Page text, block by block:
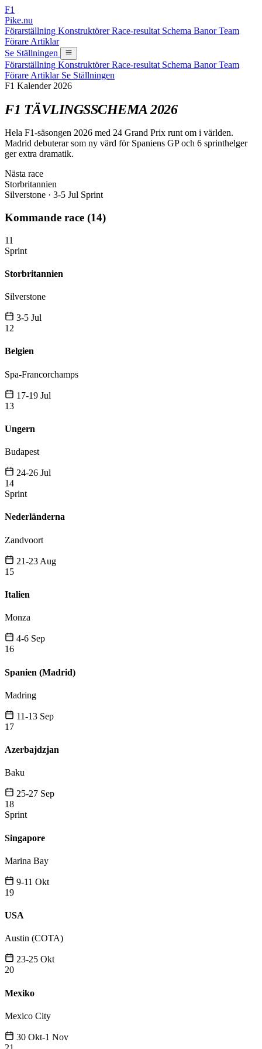
F1
Pike.nu
Förarställning KonstruktörerRace-resultat Schema BanorTeam
Förare Artiklar
Se Ställningen
Förarställning KonstruktörerRace-resultat Schema BanorTeam
Förare Artiklar Se Ställningen
F1 Kalender 2026
F1 TÄVLINGSSCHEMA2026
Hela F1-säsongen 2026 med 24 Grand Prix runt om i världen.
Madrid debuterar som ny värd för Spaniens GP och 6 sprinthelger
ger extra dramatik.
Nästa race
Storbritannien
Silverstone · 3-5 Jul Sprint
Kommande race (14)
11
Sprint
Storbritannien
Silverstone
3-5 Jul
12
Belgien
Spa-Francorchamps
17-19 Jul
13
Ungern
Budapest
24-26 Jul
14
Sprint
Nederländerna
Zandvoort
21-23 Aug
15
Italien
Monza
4-6 Sep
16
Spanien (Madrid)
Madring
11-13 Sep
17
Azerbajdzjan
Baku
25-27 Sep
18
Sprint
Singapore
Marina Bay
9-11 Okt
19
USA
Austin (COTA)
23-25 Okt
20
Mexiko
Mexico City
30 Okt-1 Nov